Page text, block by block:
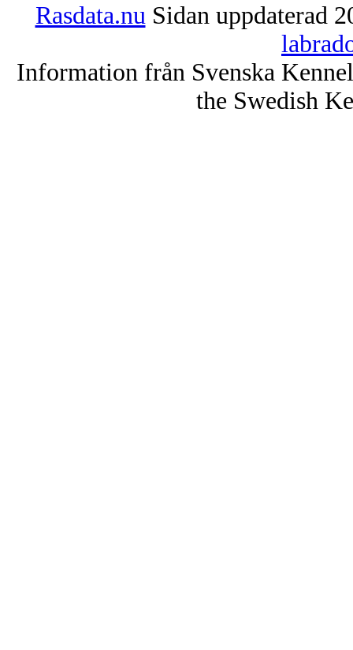
Rasdata.nu Sidan uppdaterad
Information från Svenska
the Swedish